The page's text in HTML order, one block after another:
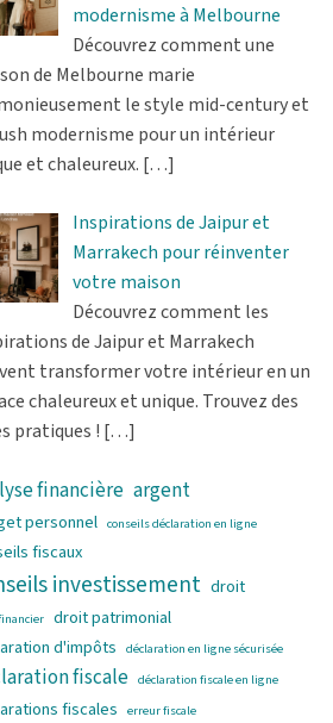
modernisme à Melbourne
Découvrez comment une
de Melbourne marie
le style mid-century et
modernisme pour un intérieur
et chaleureux. […]
Inspirations de Jaipur et
Marrakech pour réinventer
votre maison
Découvrez comment les
de Jaipur et Marrakech
transformer votre intérieur en un
chaleureux et unique. Trouvez des
pratiques ! […]
financière argent
personnel conseils déclaration en ligne
fiscaux
investissement droit
droit patrimonial
d'impôts déclaration en ligne sécurisée
fiscale déclaration fiscale en ligne
fiscales erreur fiscale